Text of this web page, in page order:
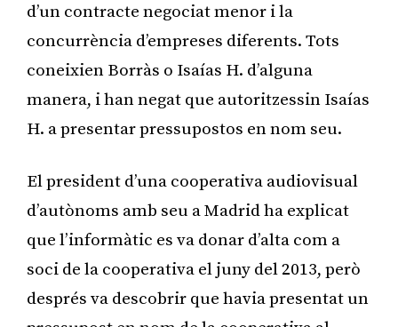
d’un contracte negociat menor i la
concurrència d’empreses diferents. Tots
coneixien Borràs o Isaías H. d’alguna
manera, i han negat que autoritzessin Isaías
H. a presentar pressupostos en nom seu.
El president d’una cooperativa audiovisual
d’autònoms amb seu a Madrid ha explicat
que l’informàtic es va donar d’alta com a
soci de la cooperativa el juny del 2013, però
després va descobrir que havia presentat un